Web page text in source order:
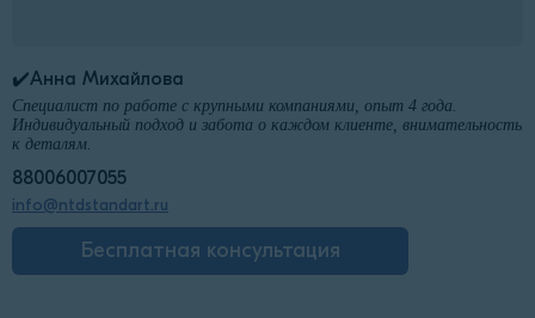
✔️Анна Михайлова
Специалист по работе с крупными компаниями, опыт 4 года.
Индивидуальный подход и забота о каждом клиенте, внимательность
к деталям.
88006007055
info@ntdstandart.ru
Бесплатная консультация